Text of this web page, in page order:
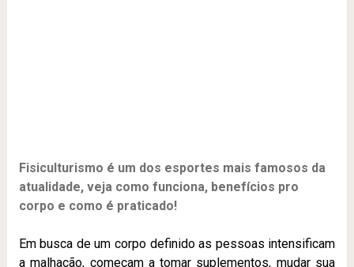
Fisiculturismo é um dos esportes mais famosos da
atualidade, veja como funciona, benefícios pro
corpo e como é praticado!
Em busca de um corpo definido as pessoas intensificam
a malhação, começam a tomar suplementos, mudar sua